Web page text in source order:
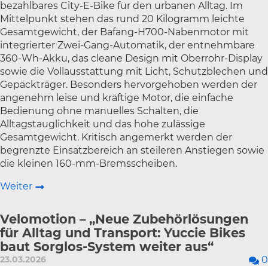
bezahlbares City-E-Bike für den urbanen Alltag. Im
Mittelpunkt stehen das rund 20 Kilogramm leichte
Gesamtgewicht, der Bafang-H700-Nabenmotor mit
integrierter Zwei-Gang-Automatik, der entnehmbare
360-Wh-Akku, das cleane Design mit Oberrohr-Display
sowie die Vollausstattung mit Licht, Schutzblechen und
Gepäckträger. Besonders hervorgehoben werden der
angenehm leise und kräftige Motor, die einfache
Bedienung ohne manuelles Schalten, die
Alltagstauglichkeit und das hohe zulässige
Gesamtgewicht. Kritisch angemerkt werden der
begrenzte Einsatzbereich an steileren Anstiegen sowie
die kleinen 160-mm-Bremsscheiben.
Weiter
Velomotion – „Neue Zubehörlösungen
für Alltag und Transport: Yuccie Bikes
baut Sorglos-System weiter aus“
23.03.2026 0